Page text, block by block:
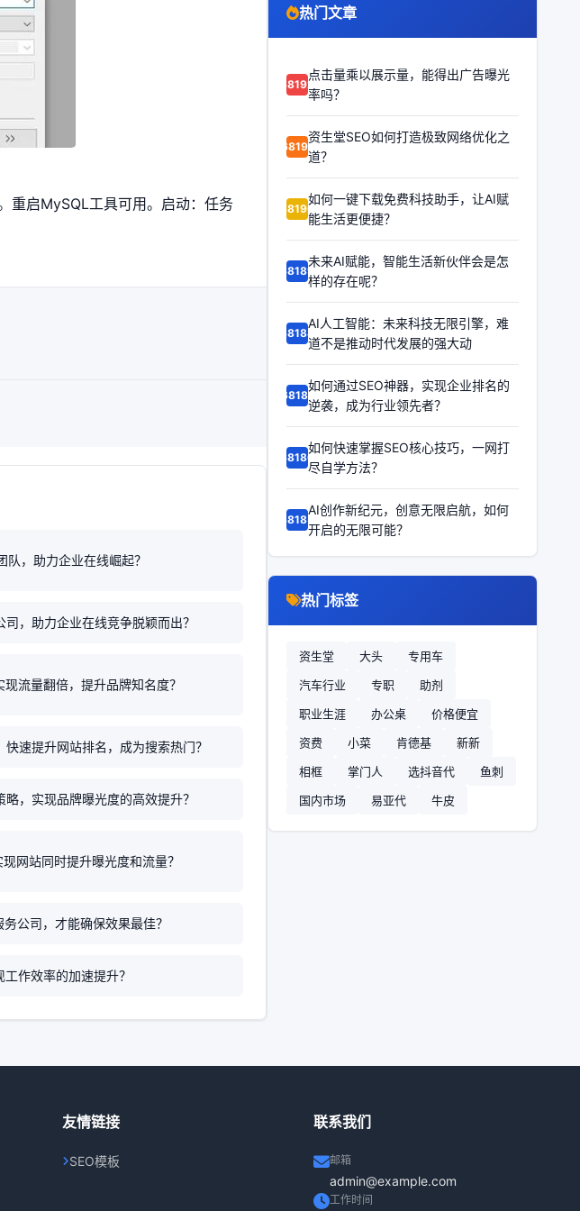
启MySQL工具可用。启动：任务
队，助力企业在线崛起？
，助力企业在线竞争脱颖而出？
流量翻倍，提升品牌知名度？
速提升网站排名，成为搜索热门？
，实现品牌曝光度的高效提升？
网站同时提升曝光度和流量？
公司，才能确保效果最佳？
作效率的加速提升？
热门文章
68192
点击量乘以展示量，能得出广告曝光
率吗？
68191
资生堂SEO如何打造极致网络优化之
道？
68190
如何一键下载免费科技助手，让AI赋
能生活更便捷？
68189
未来AI赋能，智能生活新伙伴会是怎
样的存在呢？
68188
AI人工智能：未来科技无限引擎，难
道不是推动时代发展的强大动
68187
如何通过SEO神器，实现企业排名的
逆袭，成为行业领先者？
68186
如何快速掌握SEO核心技巧，一网打
尽自学方法？
68185
AI创作新纪元，创意无限启航，如何
开启的无限可能？
热门标签
资生堂 大头
专用车
汽车行业
专职
助剂
职业生涯
办公桌
价格便宜
资费
小菜 肯德基
新新
相框
掌门人 选抖音代
鱼刺
国内市场
易亚代 牛皮
友情链接
SEO模板
联系我们
邮箱
admin@example.com
工作时间